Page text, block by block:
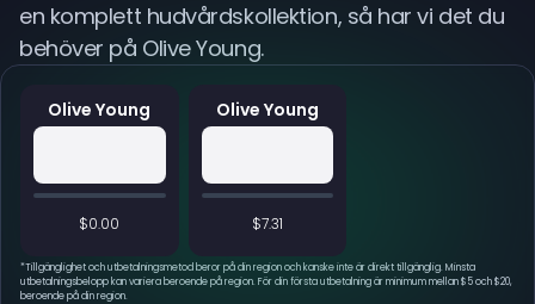
Olive Young
$0.00
Olive Young
$7.31
*Tillgänglighet och utbetalningsmetod beror på din region och kanske inte är direkt tillgänglig. Minsta
utbetalningsbelopp kan variera beroende på region. För din första utbetalning är minimum mellan $5 och $20,
beroende på din region.
en komplett hudvårdskollektion, så har vi det du
behöver på Olive Young.